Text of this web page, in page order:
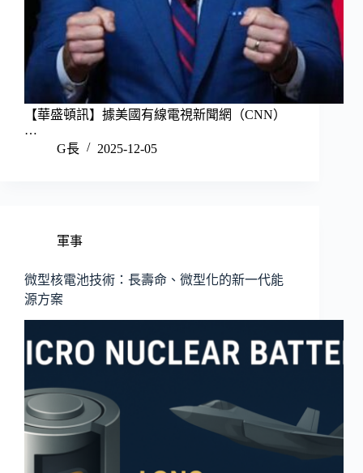
【華盛頓訊】據美國有線電視新聞網（CNN）
…
G長
2025-12-05
軍事
微型核電池技術：長壽命、微型化的新一代能
源方案